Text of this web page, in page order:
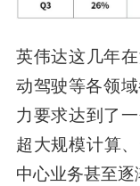
英伟达这几年
动驾驶等各领
力要求达到了
超大规模计算
中心业务甚至逐